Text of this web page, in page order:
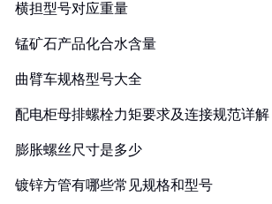
横担型号对应重量
锰矿石产品化合水含量
曲臂车规格型号大全
配电柜母排螺栓力矩要求及连接规范详解
膨胀螺丝尺寸是多少
镀锌方管有哪些常见规格和型号